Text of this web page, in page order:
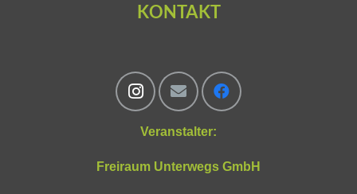
KONTAKT
Veranstalter:
Freiraum Unterwegs GmbH